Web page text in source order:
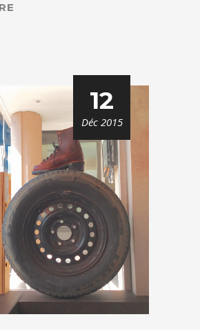
12
Déc 2015